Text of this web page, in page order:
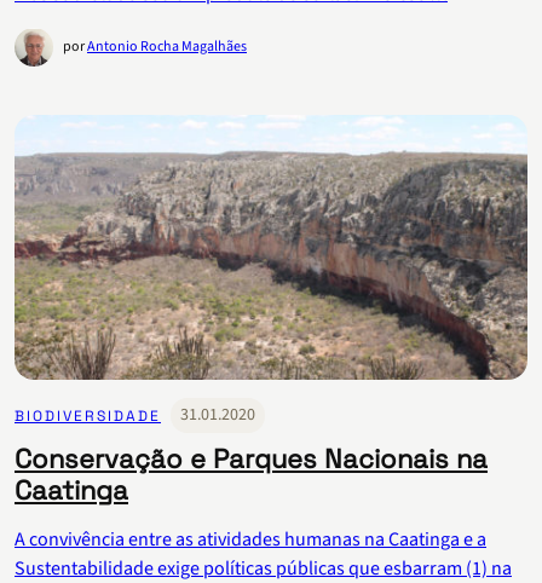
porAntonio Rocha Magalhães
BIODIVERSIDADE 31.01.2020
Conservação e Parques Nacionais na
Caatinga
A convivência entre as atividades humanas na Caatinga e a
Sustentabilidade exige políticas públicas que esbarram (1) na